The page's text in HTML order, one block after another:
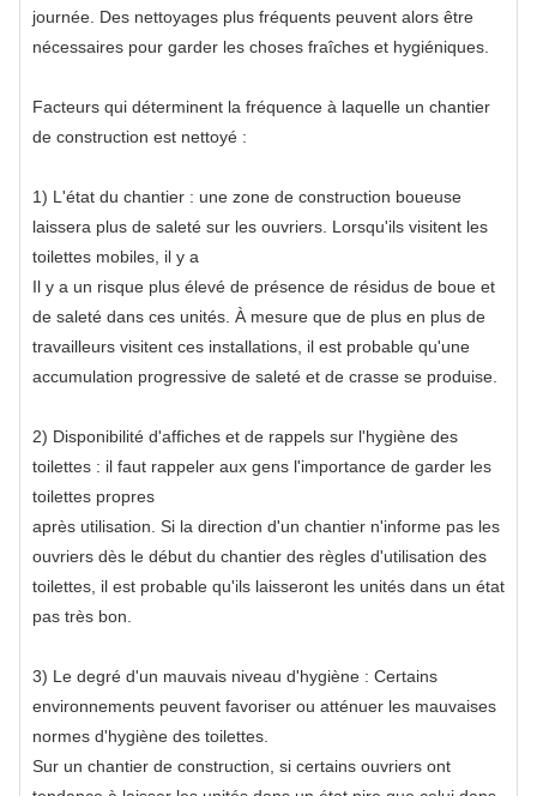
journée. Des nettoyages plus fréquents peuvent alors être
nécessaires pour garder les choses fraîches et hygiéniques.
Facteurs qui déterminent la fréquence à laquelle un chantier
de construction est nettoyé :
1) L'état du chantier : une zone de construction boueuse
laissera plus de saleté sur les ouvriers. Lorsqu'ils visitent les
toilettes mobiles, il y a
Il y a un risque plus élevé de présence de résidus de boue et
de saleté dans ces unités. À mesure que de plus en plus de
travailleurs visitent ces installations, il est probable qu'une
accumulation progressive de saleté et de crasse se produise.
2) Disponibilité d'affiches et de rappels sur l'hygiène des
toilettes : il faut rappeler aux gens l'importance de garder les
toilettes propres
après utilisation. Si la direction d'un chantier n'informe pas les
ouvriers dès le début du chantier des règles d'utilisation des
toilettes, il est probable qu'ils laisseront les unités dans un état
pas très bon.
3) Le degré d'un mauvais niveau d'hygiène : Certains
environnements peuvent favoriser ou atténuer les mauvaises
normes d'hygiène des toilettes.
Sur un chantier de construction, si certains ouvriers ont